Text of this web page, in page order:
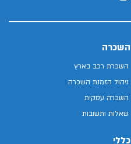
השכרה
השכרת רכב בארץ
ניהול הזמנת השכרה
השכרה עסקית
שאלות ותשובות
כללי